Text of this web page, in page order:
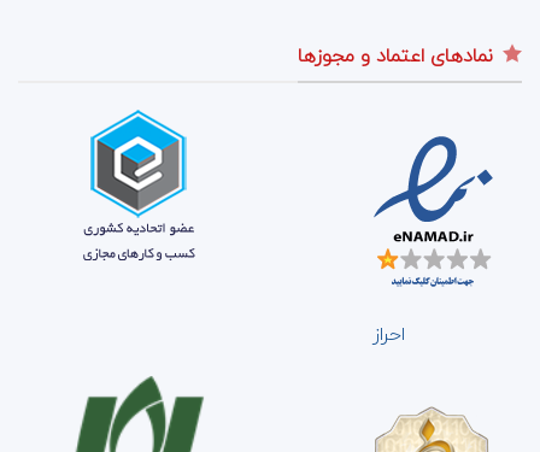
نمادهای اعتماد و مجوزها
احراز